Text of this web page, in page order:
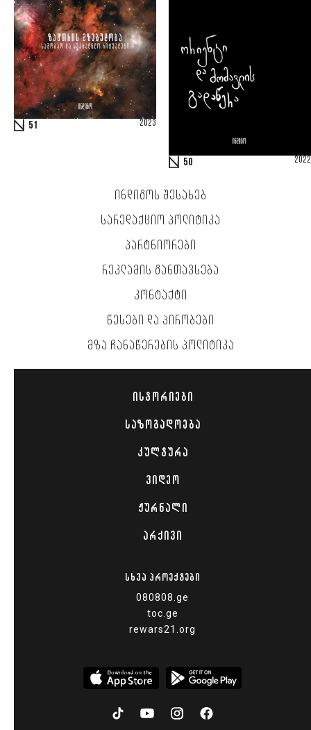
51 2023
50 2022
ᲘᲜᲓᲘᲒᲝᲡ ᲨᲔᲡᲐᲮᲔᲑ
ᲡᲐᲠᲔᲓᲐᲥᲪᲘᲝ ᲞᲝᲚᲘᲢᲘᲙᲐ
ᲞᲐᲠᲢᲜᲘᲝᲠᲔᲑᲘ
ᲠᲔᲙᲚᲐᲛᲘᲡ ᲒᲐᲜᲗᲐᲕᲡᲔᲑᲐ
ᲙᲝᲜᲢᲐᲥᲢᲘ
ᲬᲔᲡᲔᲑᲘ ᲓᲐ ᲞᲘᲠᲝᲑᲔᲑᲘ
ᲛᲖᲐ ᲩᲐᲜᲐᲬᲔᲠᲔᲑᲘᲡ ᲞᲝᲚᲘᲢᲘᲙᲐ
ᲘᲡᲢᲝᲠᲘᲔᲑᲘ
ᲡᲐᲖᲝᲒᲐᲓᲝᲔᲑᲐ
ᲙᲣᲚᲢᲣᲠᲐ
ᲕᲘᲓᲔᲝ
ᲟᲣᲠᲜᲐᲚᲘ
ᲐᲠᲥᲘᲕᲘ
ᲡᲮᲕᲐ ᲞᲠᲝᲔᲥᲢᲔᲑᲘ
080808.ge
toc.ge
rewars21.org